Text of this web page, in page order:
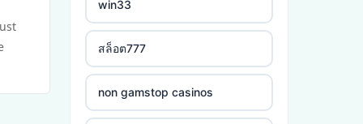
non gamstop casinos
non gamstop casinos
non gamstop casinos
crypto casinos
ξενες στοιχηματικες
εταιριες
win33
สล็อต777
non gamstop casinos